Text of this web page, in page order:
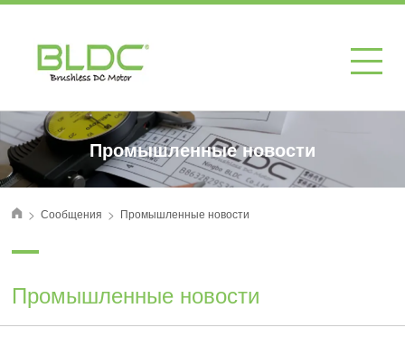
Промышленные новости
首页
> Сообщения > Промышленные новости
Промышленные новости